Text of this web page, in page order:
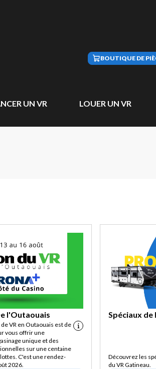
BOUTIQUE DE
UN VR LOUER UN VR
l'Outaouais
VR en Outaouais est de
vous offrir une
unique et des
sur une centaine
C'est une rendez-
2026.
Spéciaux de
Découvrez les
du VR Gatineau.